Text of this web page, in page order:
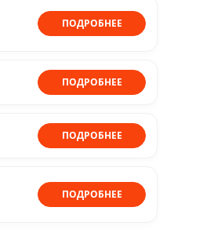
ПОДРОБНЕЕ
ПОДРОБНЕЕ
ПОДРОБНЕЕ
ПОДРОБНЕЕ